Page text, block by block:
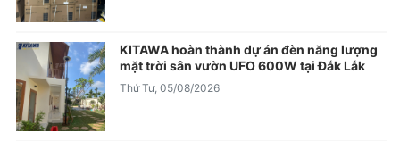
KITAWA hoàn thành dự án đèn năng lượng
mặt trời sân vườn UFO 600W tại Đắk Lắk
Thứ Tư, 05/08/2026